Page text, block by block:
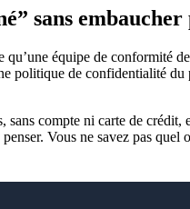
sans embaucher
qu’une équipe de conformité
politique de confidentialité
sans compte ni carte de crédit,
Vous ne savez pas